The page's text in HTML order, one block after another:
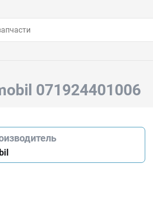
071924401006